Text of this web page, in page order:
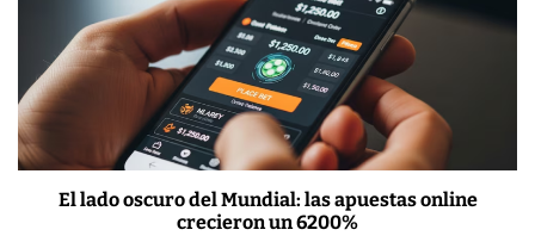
El lado oscuro del Mundial: las apuestas online
crecieron un 6200%